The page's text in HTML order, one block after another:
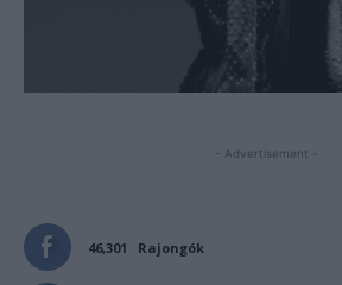
- Advertisement -
46,301 Rajongók